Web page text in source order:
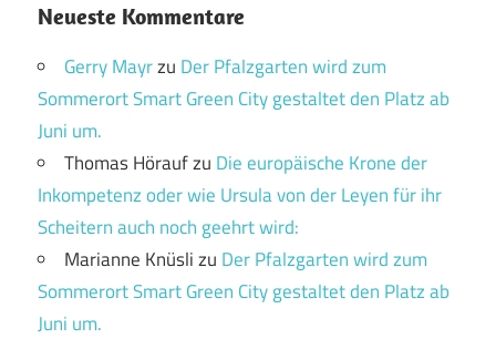
Neueste Kommentare
Gerry Mayrzu Der Pfalzgarten wird zum
Sommerort Smart Green City gestaltet den Platz ab
Juni um.
Thomas Höraufzu Die europäische Krone der
Inkompetenz oder wie Ursula von der Leyen für ihr
Scheitern auch noch geehrt wird:
Marianne Knüslizu Der Pfalzgarten wird zum
Sommerort Smart Green City gestaltet den Platz ab
Juni um.